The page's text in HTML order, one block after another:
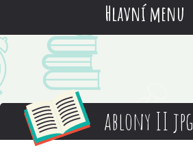
Hlavní menu
ablony II jpg